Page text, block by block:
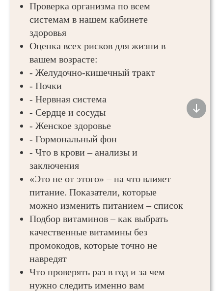
Проверка организма по всем
системам в нашем кабинете
здоровья
Оценка всех рисков для жизни в
вашем возрасте:
- Желудочно-кишечный тракт
- Почки
- Нервная система
- Сердце и сосуды
- Женское здоровье
- Гормональный фон
- Что в крови – анализы и
заключения
«Это не от этого» – на что влияет
питание. Показатели, которые
можно изменить питанием – список
Подбор витаминов – как выбрать
качественные витамины без
промокодов, которые точно не
навредят
Что проверять раз в год и за чем
нужно следить именно вам